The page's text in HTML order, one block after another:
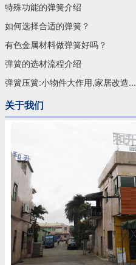
特殊功能的弹簧介绍
如何选择合适的弹簧？
有色金属材料做弹簧好吗？
弹簧的选材流程介绍
弹簧压簧:小物件大作用,家居改造...
关于我们